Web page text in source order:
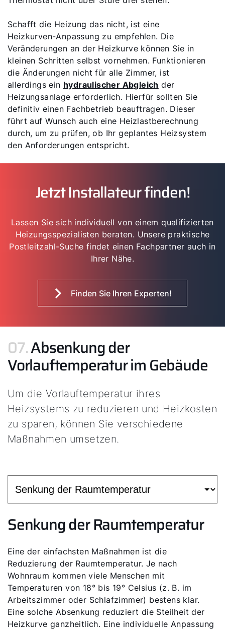
Schafft die Heizung das nicht, ist eine
Heizkurven-Anpassung zu empfehlen. Die
Veränderungen an der Heizkurve können Sie in
kleinen Schritten selbst vornehmen. Funktionieren
die Änderungen nicht für alle Zimmer, ist
allerdings ein hydraulischer Abgleich der
Heizungsanlage erforderlich. Hierfür sollten Sie
definitiv einen Fachbetrieb beauftragen. Dieser
führt auf Wunsch auch eine Heizlastberechnung
durch, um zu prüfen, ob Ihr geplantes Heizsystem
den Anforderungen entspricht.
Jetzt Installateur finden!
Lassen Sie sich individuell von einem qualifizierten
Heizungsspezialisten beraten. Unsere praktische
Postleitzahl-Suche findet einen Fachpartner auch in
Ihrer Nähe.
Finden Sie Ihren Experten!
07.Absenkung der
Vorlauftemperatur im Gebäude
Um die Vorlauftemperatur ihres
Heizsystems zu reduzieren und Heizkosten
zu sparen, können Sie verschiedene
Maßnahmen umsetzen.
Senkung der Raumtemperatur
Eine der einfachsten Maßnahmen ist die
Reduzierung der Raumtemperatur. Je nach
Wohnraum kommen viele Menschen mit
Temperaturen von 18° bis 19° Celsius (z. B. im
Arbeitszimmer oder Schlafzimmer) bestens klar.
Eine solche Absenkung reduziert die Steilheit der
Heizkurve ganzheitlich. Eine individuelle Anpassung